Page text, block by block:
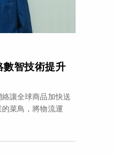
數智技術提升
讓全球商品加快送
菜鳥，將物流運